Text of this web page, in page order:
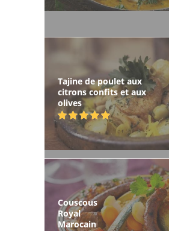
Tajine de poulet aux
citrons confits et aux
olives
Couscous
Royal
Marocain